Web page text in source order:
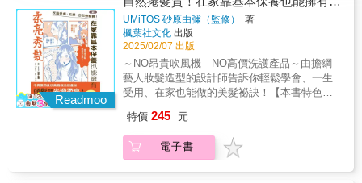
Readmoo
亮秀髮
UMiTOS 砂原由彌（監修）
著
楓葉社文化 出版
2025/02/07 出版
～NO昂貴吹風機 NO高價洗護產品～由擔綱
藝人妝髮造型的設計師告訴你輕鬆學會、一生
受用、在家也能做的美髮祕訣！【本書特色】
疏、扁塌、白髮等問題一一解答！◎以漫畫詳
細圖解洗髮、吹髮等關鍵正確知識，步驟清晰
好吸收！◎不只護髮知識，不藏私公開適合各
特價 245 元
電子書